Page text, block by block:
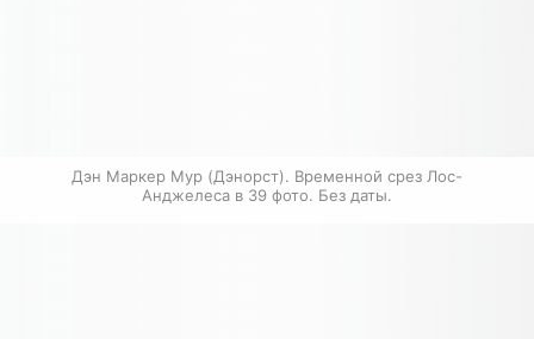
Дэн Маркер Мур (Дэнорст). Временной срез Лос-
Анджелеса в 39 фото. Без даты.